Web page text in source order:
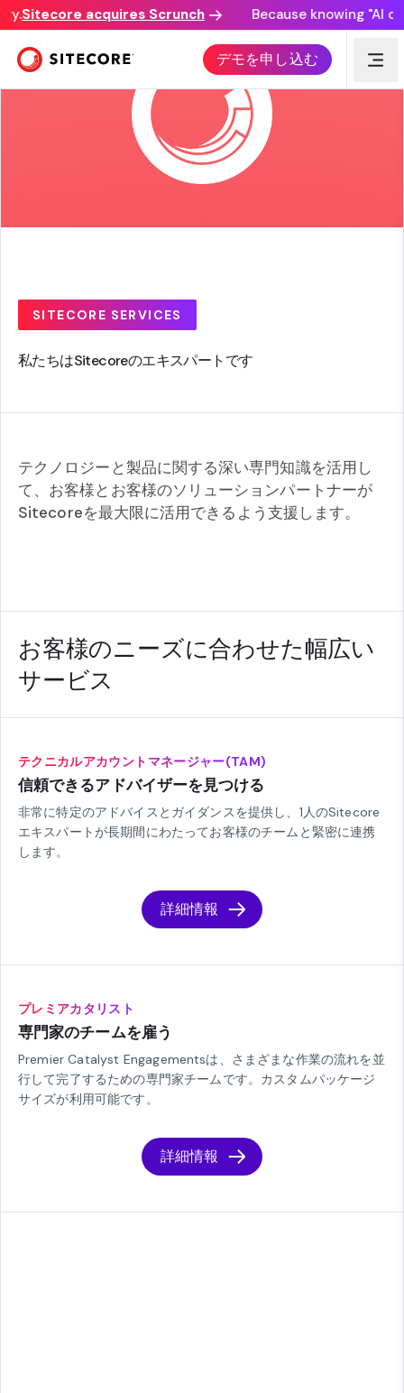
Sitecore acquires Scrunch Because knowing "AI
デモを申し込む
SITECORE SERVICES
私たちはSitecoreのエキスパートです
テクノロジーと製品に関する深い専門知識を活用し
て、お客様とお客様のソリューションパートナーが
Sitecoreを最大限に活用できるよう支援します。
お客様のニーズに合わせた幅広い
サービス
テクニカルアカウントマネージャー(TAM)
信頼できるアドバイザーを見つける
非常に特定のアドバイスとガイダンスを提供し、1人のSitecore
エキスパートが長期間にわたってお客様のチームと緊密に連携
します。
詳細情報
プレミアカタリスト
専門家のチームを雇う
Premier Catalyst Engagementsは、さまざまな作業の流れを並
行して完了するための専門家チームです。カスタムパッケージ
サイズが利用可能です。
詳細情報